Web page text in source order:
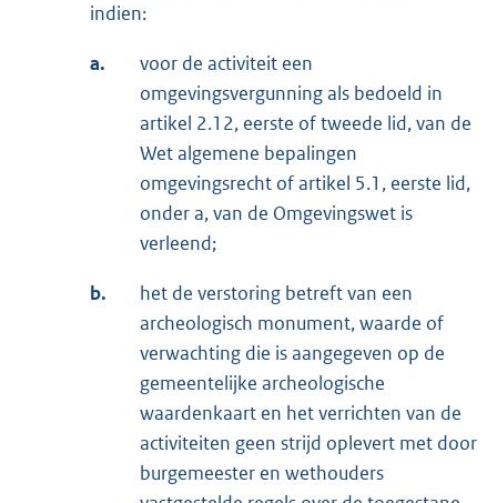
indien:
a.
voor de activiteit een
omgevingsvergunning als bedoeld in
artikel 2.12, eerste of tweede lid, van de
Wet algemene bepalingen
omgevingsrecht of artikel 5.1, eerste lid,
onder a, van de Omgevingswet is
verleend;
b.
het de verstoring betreft van een
archeologisch monument, waarde of
verwachting die is aangegeven op de
gemeentelijke archeologische
waardenkaart en het verrichten van de
activiteiten geen strijd oplevert met door
burgemeester en wethouders